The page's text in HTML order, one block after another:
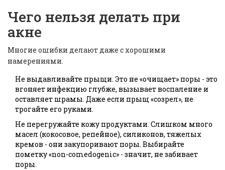
Чего нельзя делать при
акне
Многие ошибки делают даже с хорошими
намерениями.
Не выдавливайте прыщи. Это не «очищает» поры - это
вгоняет инфекцию глубже, вызывает воспаление и
оставляет шрамы. Даже если прыщ «созрел», не
трогайте его руками.
Не перегружайте кожу продуктами. Слишком много
масел (кокосовое, репейное), силиконов, тяжелых
кремов - они закупоривают поры. Выбирайте
пометку «non-comedogenic» - значит, не забивает
поры.